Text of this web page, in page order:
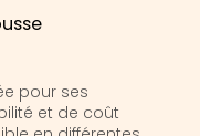
pour ses
et de coût